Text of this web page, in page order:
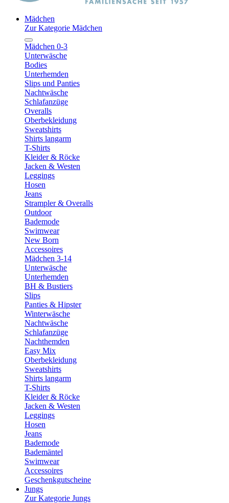
Mädchen
Zur Kategorie Mädchen
Mädchen 0-3
Unterwäsche
Bodies
Unterhemden
Slips und Panties
Nachtwäsche
Schlafanzüge
Overalls
Oberbekleidung
Sweatshirts
Shirts langarm
T-Shirts
Kleider & Röcke
Jacken & Westen
Leggings
Hosen
Jeans
Strampler & Overalls
Outdoor
Bademode
Swimwear
New Born
Accessoires
Mädchen 3-14
Unterwäsche
Unterhemden
BH & Bustiers
Slips
Panties & Hipster
Winterwäsche
Nachtwäsche
Schlafanzüge
Nachthemden
Easy Mix
Oberbekleidung
Sweatshirts
Shirts langarm
T-Shirts
Kleider & Röcke
Jacken & Westen
Leggings
Hosen
Jeans
Bademode
Bademäntel
Swimwear
Accessoires
Geschenkgutscheine
Jungs
Zur Kategorie Jungs